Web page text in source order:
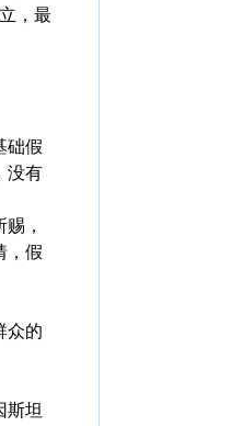
，最
础假
没有
，
，假
众的
斯坦